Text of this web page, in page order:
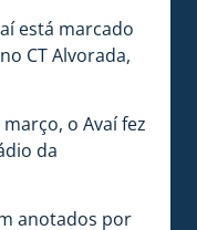
está marcado
CT Alvorada,
o Avaí fez
da
anotados por